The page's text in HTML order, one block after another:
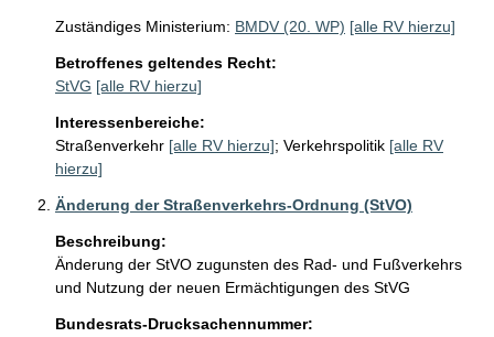
Zuständiges Ministerium: BMDV (20. WP) [alle RV hierzu]
Betroffenes geltendes Recht:
StVG [alle RV hierzu]
Interessenbereiche:
Straßenverkehr [alle RV hierzu]; Verkehrspolitik [alle RV
hierzu]
Änderung der Straßenverkehrs-Ordnung (StVO)
Beschreibung:
Änderung der StVO zugunsten des Rad- und Fußverkehrs
und Nutzung der neuen Ermächtigungen des StVG
Bundesrats-Drucksachennummer: